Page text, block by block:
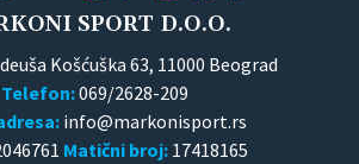
SPORT D.O.O.
Košćuška 63, 11000 Beograd
Telefon:069/2628-209
Matični broj: 17418165